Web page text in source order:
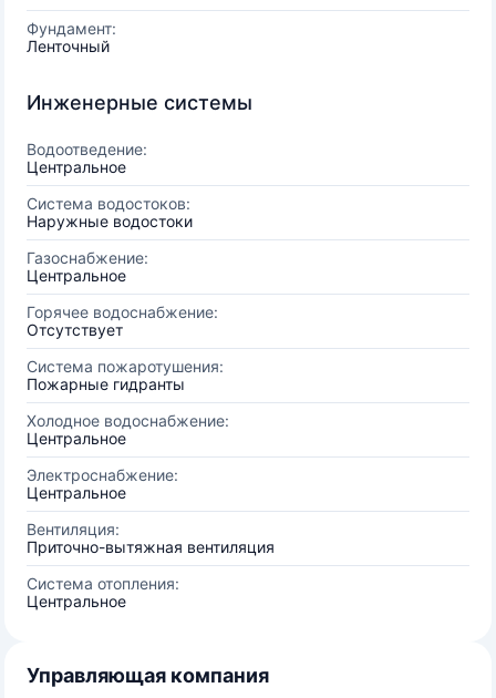
Фундамент:
Ленточный
Инженерные системы
Водоотведение:
Центральное
Система водостоков:
Наружные водостоки
Газоснабжение:
Центральное
Горячее водоснабжение:
Отсутствует
Система пожаротушения:
Пожарные гидранты
Холодное водоснабжение:
Центральное
Электроснабжение:
Центральное
Вентиляция:
Приточно-вытяжная вентиляция
Система отопления:
Центральное
Управляющая компания